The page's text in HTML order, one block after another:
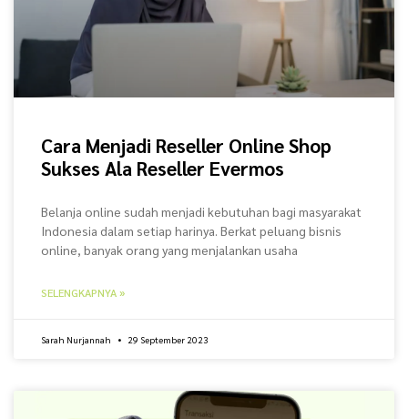
Cara Menjadi Reseller Online Shop
Sukses Ala Reseller Evermos
Belanja online sudah menjadi kebutuhan bagi masyarakat
Indonesia dalam setiap harinya. Berkat peluang bisnis
online, banyak orang yang menjalankan usaha
SELENGKAPNYA »
Sarah Nurjannah 29 September 2023